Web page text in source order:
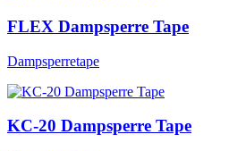
FLEX Dampsperre Tape
Dampsperretape
KC-20 Dampsperre Tape